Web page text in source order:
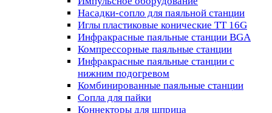
Насадки-сопло для паяльной станции
Иглы пластиковые конические TT 16G
Инфракрасные паяльные станции BGA
Компрессорные паяльные станции
Инфракрасные паяльные станции с
нижним подогревом
Комбинированные паяльные станции
Сопла для пайки
Коннекторы для шприца